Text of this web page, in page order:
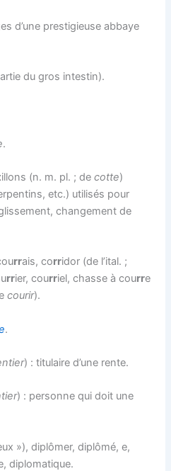
d’une prestigieuse abbaye
du gros intestin).
.
illons (n. m. pl. ; decotte)
etc.) utilisés pour
changement de
rrais, corridor (de l’ital. ;
rrier, courriel, chasse à courre
courir).
.
) : titulaire d’une rente.
) : personne qui doit une
»), diplômer, diplômé, e,
diplomatique.